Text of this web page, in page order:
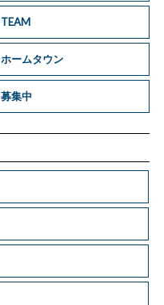
TEAM
ホームタウン
募集中